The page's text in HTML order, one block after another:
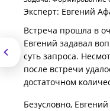
Эксперт: Евгений
Встреча прошла в
Евгений задавал
суть запроса.
после встречи
достаточном
Безусловно,